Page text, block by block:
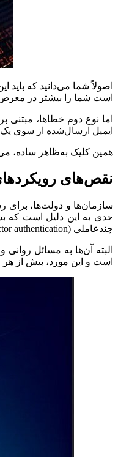
اصولاً شما می‌دانید که باید
است شما را بیشتر در معرض
اما نوع دوم خطاها،
ایمیل ارسال‌شده از سوی
همین کلیک به‌ظاهر ساده،
نقص‌های
سازمان‌ها و دولت‌ها، برای
حدی به این دلیل است که
چندعاملی (Multi factor authentication) است.
البته آن‌ها به مسائل
است و این مورد، بیش از